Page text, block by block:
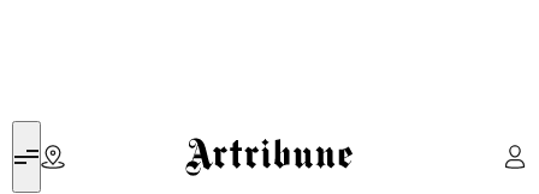
Artribune